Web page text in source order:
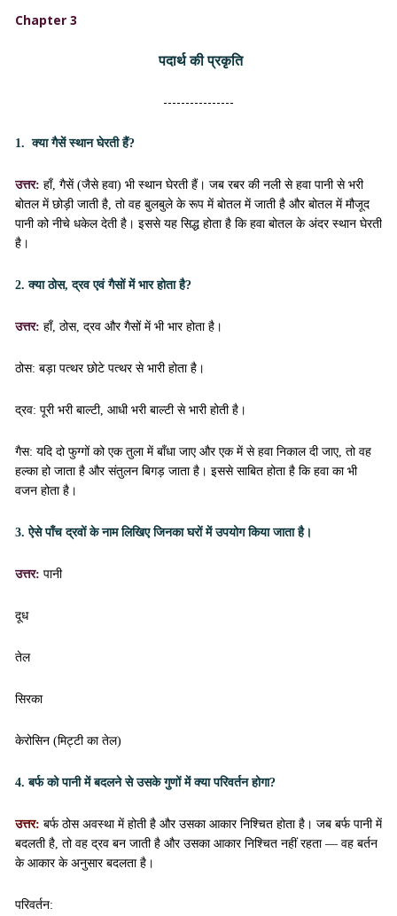
Chapter 3
पदार्थ की प्रकृति
----------------
1. क्या गैसें स्थान घेरती हैं?
उत्तर: हाँ, गैसें (जैसे हवा) भी स्थान घेरती हैं। जब रबर की नली से हवा पानी से भरी
बोतल में छोड़ी जाती है, तो वह बुलबुले के रूप में बोतल में जाती है और बोतल में मौजूद
पानी को नीचे धकेल देती है। इससे यह सिद्ध होता है कि हवा बोतल के अंदर स्थान घेरती
है।
2. क्या ठोस, द्रव एवं गैसों में भार होता है?
उत्तर: हाँ, ठोस, द्रव और गैसों में भी भार होता है।
ठोस: बड़ा पत्थर छोटे पत्थर से भारी होता है।
द्रव: पूरी भरी बाल्टी, आधी भरी बाल्टी से भारी होती है।
गैस: यदि दो फुग्गों को एक तुला में बाँधा जाए और एक में से हवा निकाल दी जाए, तो वह
हल्का हो जाता है और संतुलन बिगड़ जाता है। इससे साबित होता है कि हवा का भी
वजन होता है।
3. ऐसे पाँच द्रवों के नाम लिखिए जिनका घरों में उपयोग किया जाता है।
उत्तर: पानी
दूध
तेल
सिरका
केरोसिन (मिट्टी का तेल)
4. बर्फ को पानी में बदलने से उसके गुणों में क्या परिवर्तन होगा?
उत्तर: बर्फ ठोस अवस्था में होती है और उसका आकार निश्चित होता है। जब बर्फ पानी में
बदलती है, तो वह द्रव बन जाती है और उसका आकार निश्चित नहीं रहता — वह बर्तन
के आकार के अनुसार बदलता है।
परिवर्तन: